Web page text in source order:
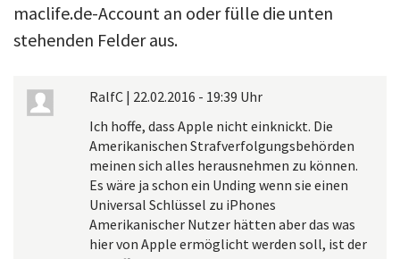
maclife.de-Account an oder fülle die unten
stehenden Felder aus.
RalfC | 22.02.2016 - 19:39 Uhr
Ich hoffe, dass Apple nicht einknickt. Die
Amerikanischen Strafverfolgungsbehörden
meinen sich alles herausnehmen zu können.
Es wäre ja schon ein Unding wenn sie einen
Universal Schlüssel zu iPhones
Amerikanischer Nutzer hätten aber das was
hier von Apple ermöglicht werden soll, ist der